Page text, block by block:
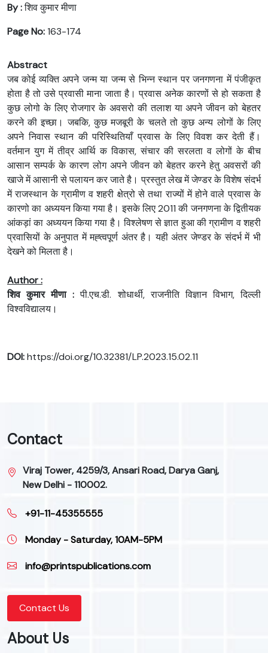
By :शिव कुमार मीणा
Page No:163-174
Abstract
जब कोई व्यक्ति अपने जन्म या जन्म से भिन्न स्थान पर जनगणना में पंजीकृत
होता है तो उसे प्रवासी माना जाता है। प्रवास अनेक कारणों से हो सकता है
कुछ लोगो के लिए रोजगार के अवसरो की तलाश या अपने जीवन को बेहतर
करने की इच्छा। जबकि, कुछ मजबूरी के चलते तो कुछ अन्य लोगों के लिए
अपने निवास स्थान की परिस्थितियाँ प्रवास के लिए विवश कर देती हैं।
वर्तमान युग में तीव्र आर्थि क विकास, संचार की सरलता व लोगों के बीच
आसान सम्पर्क के कारण लोग अपने जीवन को बेहतर करने हेतु अवसरों की
खाजे में आसानी से पलायन कर जाते है। प्रस्तुत लेख में जेण्डर के विशेष संदर्भ
में राजस्थान के ग्रामीण व शहरी क्षेत्रो से तथा राज्यों में होने वाले प्रवास के
कारणो का अध्ययन किया गया है। इसके लिए 2011 की जनगणना के द्वितीयक
आंकड़ां का अध्ययन किया गया है। विश्लेषण से ज्ञात हुआ की ग्रामीण व शहरी
प्रवासियों के अनुपात में मह्त्वपूर्ण अंतर है। यही अंतर जेण्डर के संदर्भ में भी
देखने को मिलता है।
Author :
शिव कुमार मीणा : पी.एच.डी. शोधार्थी, राजनीति विज्ञान विभाग, दिल्ली
विश्वविद्यालय।
DOI:https://doi.org/10.32381/LP.2023.15.02.11
Contact
Viraj Tower, 4259/3, Ansari Road, Darya Ganj,
New Delhi - 110002.
+91-11-45355555
Monday - Saturday, 10AM-5PM
info@printspublications.com
Contact Us
About Us